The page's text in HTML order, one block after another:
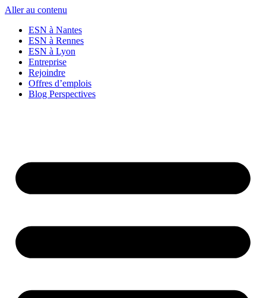
Aller au contenu
ESN à Nantes
ESN à Rennes
ESN à Lyon
Entreprise
Rejoindre
Offres d’emplois
Blog Perspectives